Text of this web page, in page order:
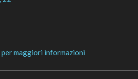
maggiori informazioni